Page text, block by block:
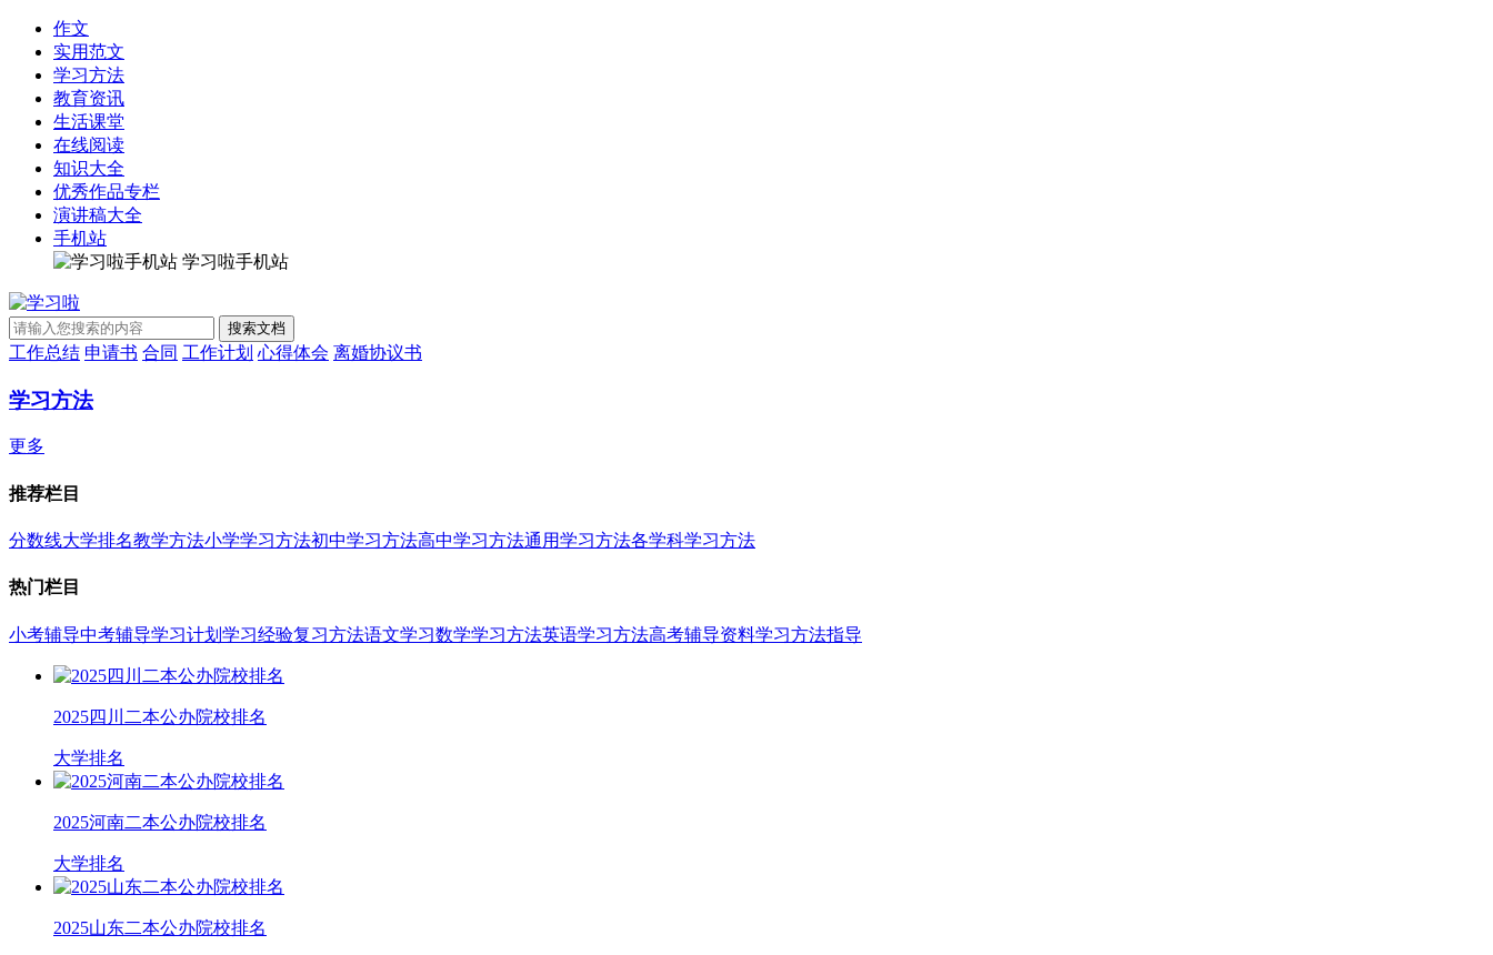
作文
实用范文
学习方法
教育资讯
生活课堂
在线阅读
知识大全
优秀作品专栏
演讲稿大全
手机站
学习啦手机站
工作总结 申请书 合同 工作计划 心得体会 离婚协议书
学习方法
更多
推荐栏目
分数线大学排名教学方法小学学习方法初中学习方法高中学习方法通用学习方法各学科学习方法
热门栏目
小考辅导中考辅导学习计划 学习经验复习方法语文学习数学学习方法英语学习方法高考辅导资料学习方法指导
2025四川二本公办院校排名
大学排名
2025河南二本公办院校排名
大学排名
2025山东二本公办院校排名